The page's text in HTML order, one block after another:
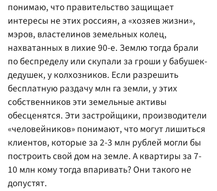
понимаю, что правительство защищает
интересы не этих россиян, а «хозяев жизни»,
мэров, властелинов земельных колец,
нахватанных в лихие 90-е. Землю тогда брали
по беспределу или скупали за гроши у бабушек-
дедушек, у колхозников. Если разрешить
бесплатную раздачу млн га земли, у этих
собственников эти земельные активы
обесценятся. Эти застройщики, производители
«человейников» понимают, что могут лишиться
клиентов, которые за 2-3 млн рублей могли бы
построить свой дом на земле. А квартиры за 7-
10 млн кому тогда впаривать? Они такого не
допустят.